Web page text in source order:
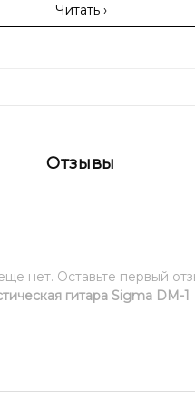
Читать ›
Отзывы
нет. Оставьте первый
гитара Sigma DM-1